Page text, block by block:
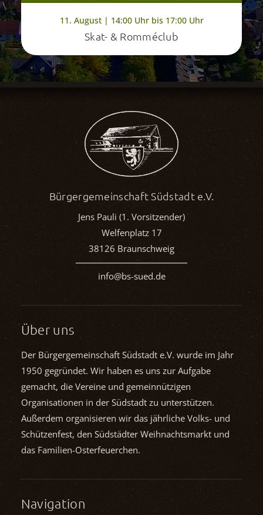
11. August | 14:00 Uhr bis 17:00 Uhr
Skat- & Romméclub
Bürgergemeinschaft Südstadt e.V.
Jens Pauli (1. Vorsitzender)
Welfenplatz 17
38126 Braunschweig
info@bs-sued.de
Über uns
Der Bürgergemeinschaft Südstadt e.V. wurde im Jahr
1950 gegründet. Wir haben es uns zur Aufgabe
gemacht, die Vereine und gemein­nützigen
Organisationen in der Südstadt zu unterstützen.
Außerdem organisieren wir das jährliche Volks- und
Schützenfest, den Südstädter Weihnachts­markt und
das Familien-Osterfeuerchen.
Navigation